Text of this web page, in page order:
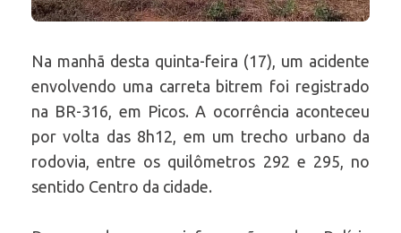
Na manhã desta quinta-feira (17), um acidente
envolvendo uma carreta bitrem foi registrado
na BR-316, em Picos. A ocorrência aconteceu
por volta das 8h12, em um trecho urbano da
rodovia, entre os quilômetros 292 e 295, no
sentido Centro da cidade.